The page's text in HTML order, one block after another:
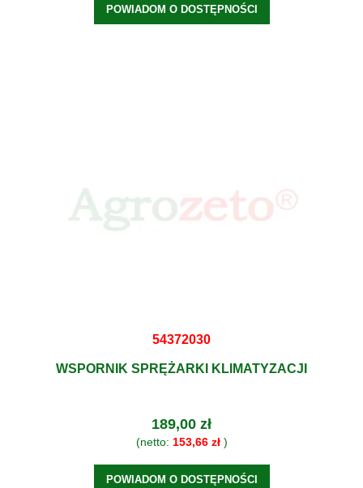
POWIADOM O DOSTĘPNOŚCI
54372030
WSPORNIK SPRĘŻARKI KLIMATYZACJI
189,00 zł
(netto: 153,66 zł)
POWIADOM O DOSTĘPNOŚCI